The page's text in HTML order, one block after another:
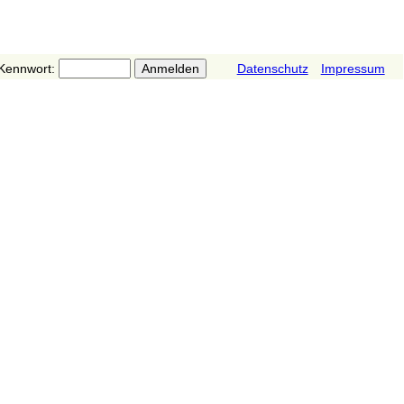
Datenschutz Impressum